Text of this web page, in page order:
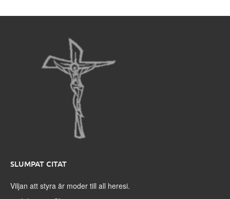
SLUMPAT CITAT
Viljan att styra är moder till all heresi.